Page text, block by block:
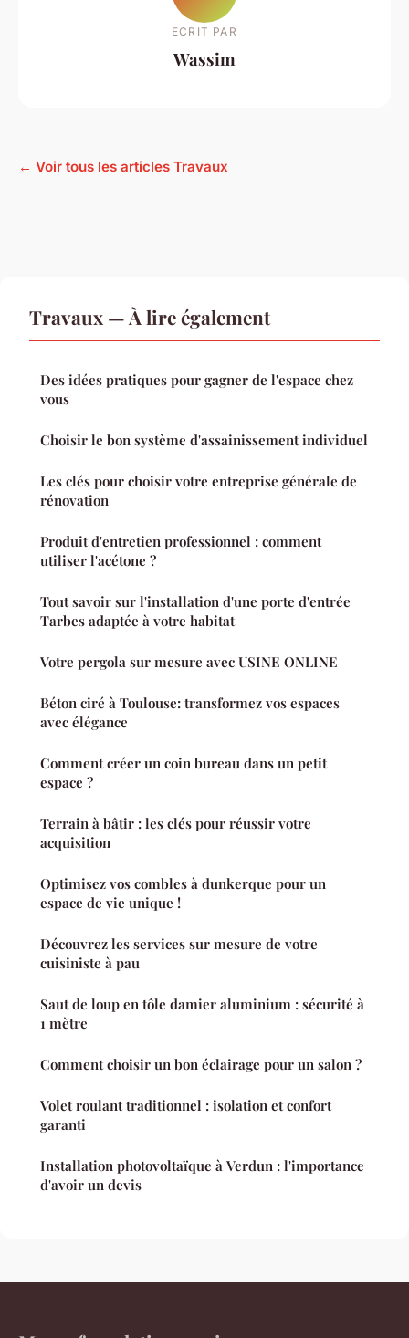
ECRIT PAR
Wassim
← Voir tous les articles Travaux
Travaux — À lire également
Des idées pratiques pour gagner de l'espace chez
vous
Choisir le bon système d'assainissement individuel
Les clés pour choisir votre entreprise générale de
rénovation
Produit d'entretien professionnel : comment
utiliser l'acétone ?
Tout savoir sur l'installation d'une porte d'entrée
Tarbes adaptée à votre habitat
Votre pergola sur mesure avec USINE ONLINE
Béton ciré à Toulouse: transformez vos espaces
avec élégance
Comment créer un coin bureau dans un petit
espace ?
Terrain à bâtir : les clés pour réussir votre
acquisition
Optimisez vos combles à dunkerque pour un
espace de vie unique !
Découvrez les services sur mesure de votre
cuisiniste à pau
Saut de loup en tôle damier aluminium : sécurité à
1 mètre
Comment choisir un bon éclairage pour un salon ?
Volet roulant traditionnel : isolation et confort
garanti
Installation photovoltaïque à Verdun : l'importance
d'avoir un devis